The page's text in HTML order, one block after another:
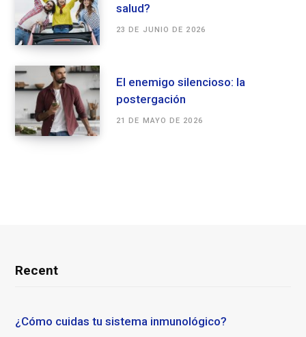
salud?
23 DE JUNIO DE 2026
El enemigo silencioso: la
postergación
21 DE MAYO DE 2026
Recent
¿Cómo cuidas tu sistema inmunológico?